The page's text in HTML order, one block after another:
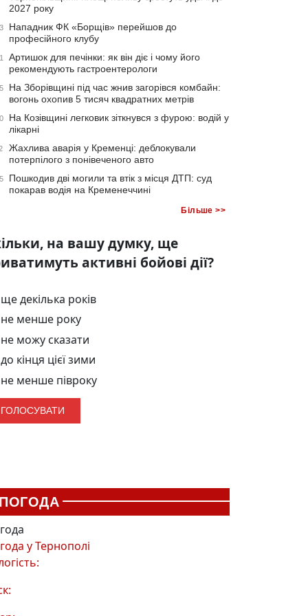
2027 року
Нападник ФК «Борщів» перейшов до
професійного клубу
Артишок для печінки: як він діє і чому його
рекомендують гастроентерологи
На Зборівщині під час жнив загорівся комбайн:
вогонь охопив 5 тисяч квадратних метрів
На Козівщині легковик зіткнувся з фурою: водій у
лікарні
Жахлива аварія у Кременці: деблокували
потерпілого з понівеченого авто
Пошкодив дві могили та втік з місця ДТП: суд
покарав водія на Кременеччині
Більше >>
на вашу думку, ще
активні бойові дії?
ще декілька років
не менше року
не можу сказати
до кінця цієї зими
не менше півроку
ПОГОДА
уТернополі